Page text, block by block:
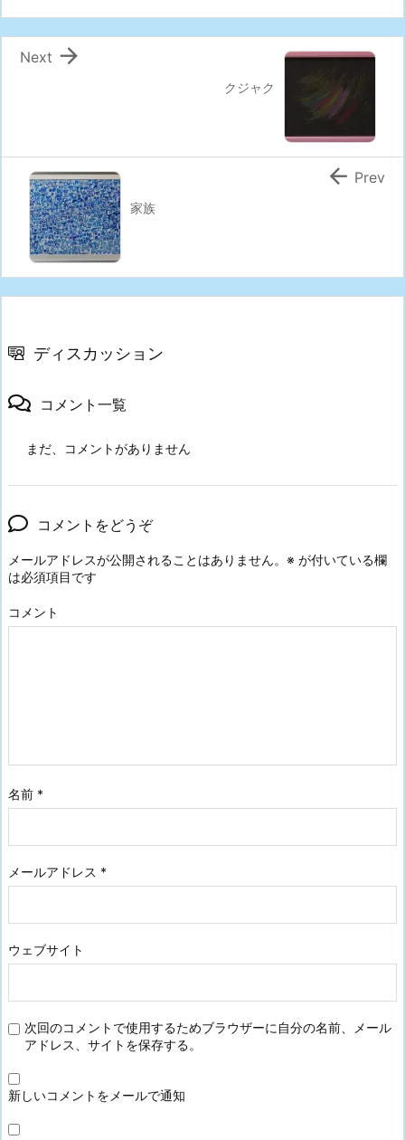
クジャク

Next
家族
 Prev
ディスカッション
コメント一覧
まだ、コメントがありません
コメントをどうぞ
メールアドレスが公開されることはありません。 ※ が付いている欄
は必須項目です
コメント
名前 *
メールアドレス *
ウェブサイト
次回のコメントで使用するためブラウザーに自分の名前、メール
アドレス、サイトを保存する。
新しいコメントをメールで通知